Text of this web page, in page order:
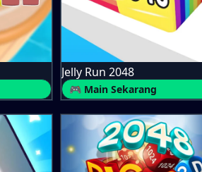
Jelly Run 2048
🎮 Main Sekarang